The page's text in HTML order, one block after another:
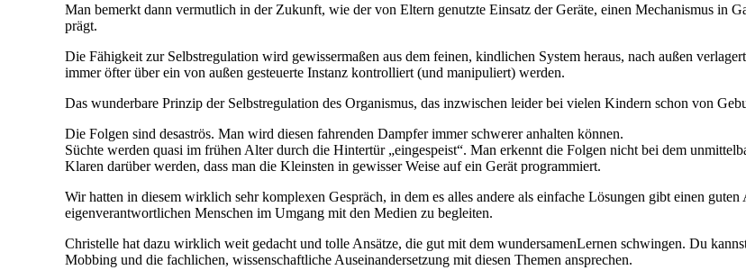
Man bemerkt dann vermutlich in der Zukunft, wie der von Eltern genutzte Einsatz der Geräte, einen Mechanismus in
prägt.
Die Fähigkeit zur Selbstregulation wird gewissermaßen aus dem feinen, kindlichen System heraus, nach außen
immer öfter über ein von außen gesteuerte Instanz kontrolliert (und manipuliert) werden.
Das wunderbare Prinzip der Selbstregulation des Organismus, das inzwischen leider bei vielen Kindern schon von
Die Folgen sind desaströs. Man wird diesen fahrenden Dampfer immer schwerer anhalten können.
Süchte werden quasi im frühen Alter durch die Hintertür „eingespeist“. Man erkennt die Folgen nicht bei dem
Klaren darüber werden, dass man die Kleinsten in gewisser Weise auf ein Gerät programmiert.
Wir hatten in diesem wirklich sehr komplexen Gespräch, in dem es alles andere als einfache Lösungen gibt einen
eigenverantwortlichen Menschen im Umgang mit den Medien zu begleiten.
Christelle hat dazu wirklich weit gedacht und tolle Ansätze, die gut mit dem wundersamenLernen schwingen. Du
Mobbing und die fachlichen, wissenschaftliche Auseinandersetzung mit diesen Themen ansprechen.